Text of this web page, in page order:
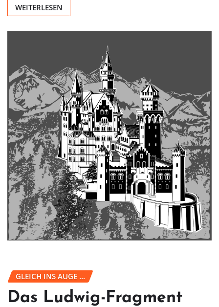
WEITERLESEN
GLEICH INS AUGE ...
Das Ludwig-Fragment